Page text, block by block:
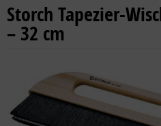
Storch Tapezier-
– 32 cm